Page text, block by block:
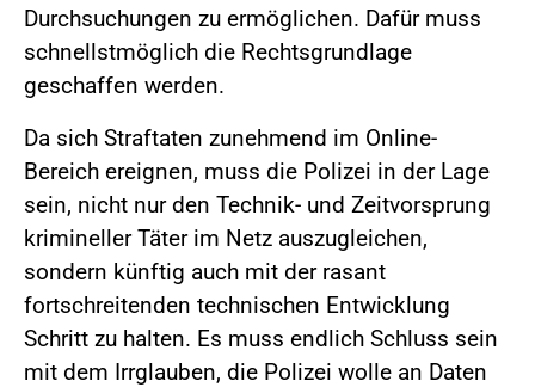
Durchsuchungen zu ermöglichen. Dafür muss
schnellstmöglich die Rechtsgrundlage
geschaffen werden.
Da sich Straftaten zunehmend im Online-
Bereich ereignen, muss die Polizei in der Lage
sein, nicht nur den Technik- und Zeitvorsprung
krimineller Täter im Netz auszugleichen,
sondern künftig auch mit der rasant
fortschreitenden technischen Entwicklung
Schritt zu halten. Es muss endlich Schluss sein
mit dem Irrglauben, die Polizei wolle an Daten